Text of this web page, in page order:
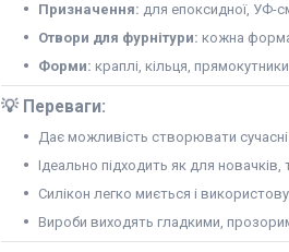
Призначення: для епоксидної, УФ-
Отвори для фурнітури: кожна форма
Форми: краплі, кільця,
💡 Переваги:
Дає можливість створювати
Ідеально підходить як для новачків,
Силікон легко миється і
Вироби виходять гладкими,